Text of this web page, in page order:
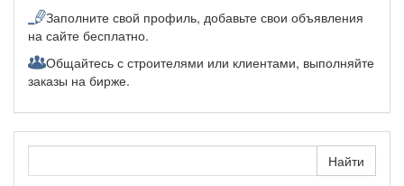
Заполните свой профиль, добавьте свои объявления
на сайте бесплатно.
Общайтесь с строителями или клиентами, выполняйте
заказы на бирже.